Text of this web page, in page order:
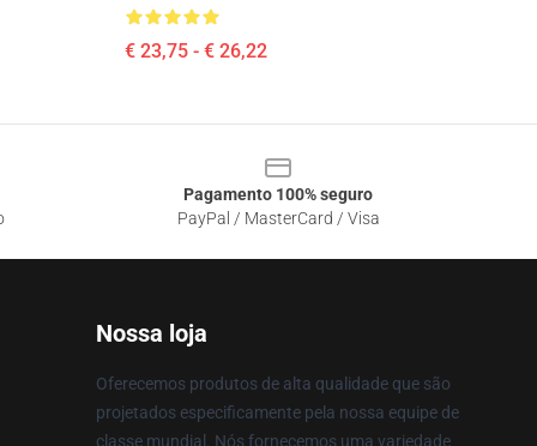
€ 23,75 - € 26,22
Pagamento 100% seguro
PayPal / MasterCard / Visa
Nossa loja
Oferecemos produtos de alta qualidade que são
projetados especificamente pela nossa equipe de
classe mundial. Nós fornecemos uma variedade